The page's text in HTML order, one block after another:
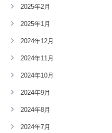
2025年2月
2025年1月
2024年12月
2024年11月
2024年10月
2024年9月
2024年8月
2024年7月